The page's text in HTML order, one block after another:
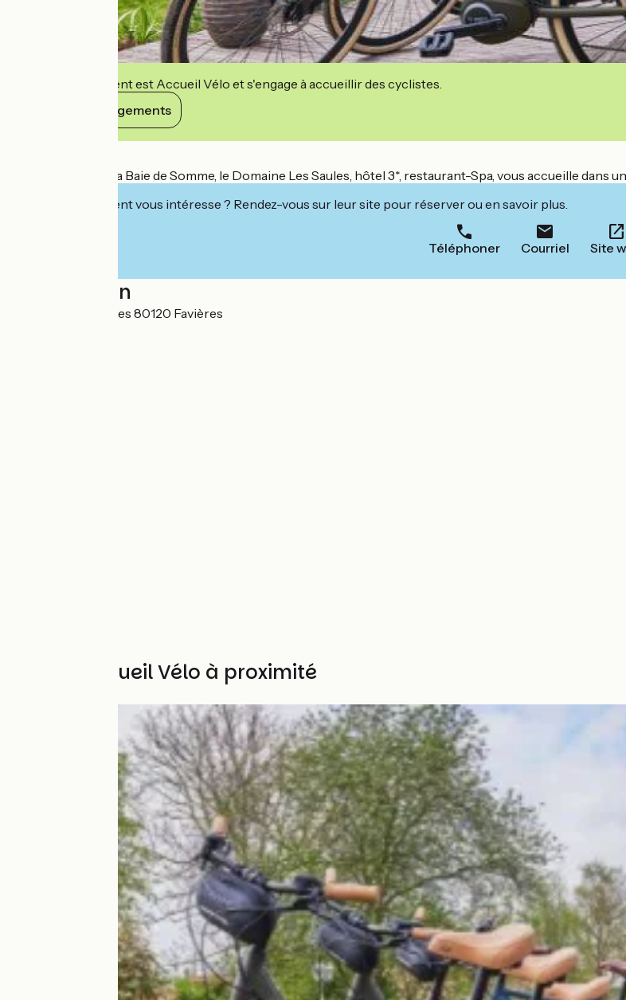
Cet établissement est Accueil Vélo et s'engage à accueillir des cyclistes.
Voir ses engagements
Situé au cœur de la Baie de Somme, le Domaine Les Saules, hôtel 3*, restaurant-Spa, vous accueille dans
Cet établissement vous intéresse ? Rendez-vous sur leur site pour réserver ou en savoir plus.
Téléphoner Courriel Site
Localisation
1075, rue des Forges 80120 Favières
Autres Accueil Vélo à proximité